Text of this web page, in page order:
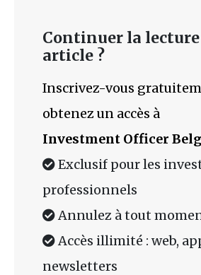
Continuer la lecture
article ?
Inscrivez-vous
obtenez un accès à
Investment Officer
Exclusif pour les
professionnels
Annulez à tout
Accès illimité : web,
newsletters